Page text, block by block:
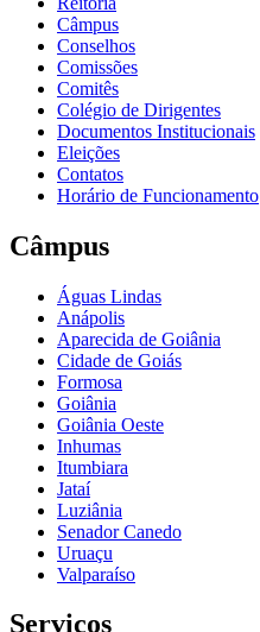
Câmpus
Conselhos
Comissões
Comitês
Colégio de Dirigentes
Documentos Institucionais
Eleições
Contatos
Horário de Funcionamento
Câmpus
Águas Lindas
Anápolis
Aparecida de Goiânia
Cidade de Goiás
Formosa
Goiânia
Goiânia Oeste
Inhumas
Itumbiara
Jataí
Luziânia
Senador Canedo
Uruaçu
Valparaíso
Serviços